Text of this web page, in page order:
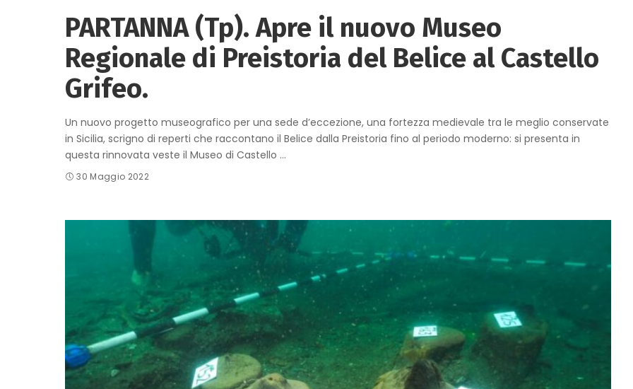
PARTANNA (Tp). Apre il nuovo Museo
Regionale di Preistoria del Belice al Castello
Grifeo.
Un nuovo progetto museografico per una sede d’eccezione, una fortezza medievale tra le meglio conservate
in Sicilia, scrigno di reperti che raccontano il Belice dalla Preistoria fino al periodo moderno: si presenta in
questa rinnovata veste il Museo di Castello ...
30 Maggio 2022